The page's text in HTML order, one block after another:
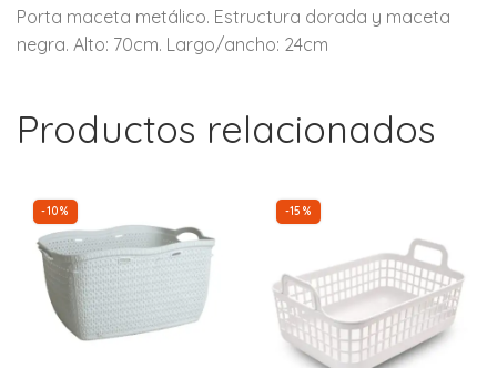
Porta maceta metálico. Estructura dorada y maceta
negra. Alto: 70cm. Largo/ancho: 24cm
Productos relacionados
-10% -15%